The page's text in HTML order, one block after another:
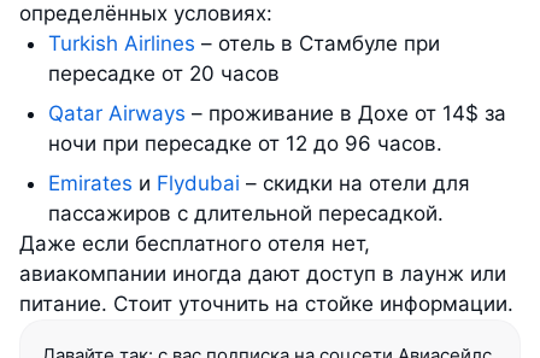
определённых условиях:
Turkish Airlines – отель в Стамбуле при
пересадке от 20 часов
Qatar Airways – проживание в Дохе от 14$ за
ночи при пересадке от 12 до 96 часов.
Emirates и Flydubai – скидки на отели для
пассажиров с длительной пересадкой.
Даже если бесплатного отеля нет,
авиакомпании иногда дают доступ в лаунж или
питание. Стоит уточнить на стойке информации.